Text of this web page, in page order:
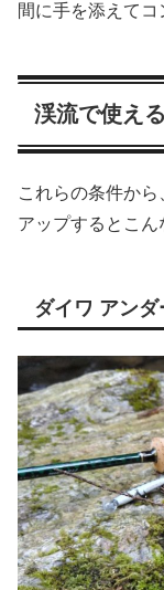
間に手を添えてコ
渓流で使え
これらの条件か
アップするとこん
ダイワ アン